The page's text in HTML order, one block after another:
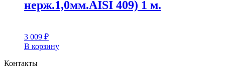
нерж.1,0мм.AISI 409) 1 м.
3 009 ₽
В корзину
Контакты